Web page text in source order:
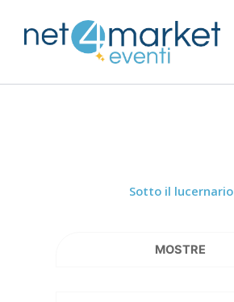
contenuto
Sotto il lucernario
MOSTRE